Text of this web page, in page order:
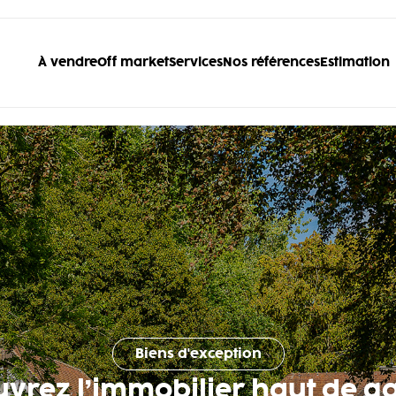
À vendreOff marketServices Nos références Estimation
Biens d'exception